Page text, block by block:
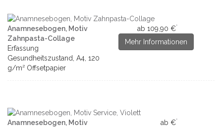
Anamnesebogen, Motiv
Zahnpasta-Collage
Erfassung
Gesundheitszustand, A4, 120
g/m² Offsetpapier
ab 109,90 €*
Mehr Informationen
Anamnesebogen, Motiv
ab €*